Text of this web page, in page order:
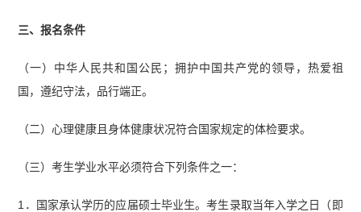
三、报名条件
（一）中华人民共和国公民；拥护中国共产党的领导，热爱祖
国，遵纪守法，品行端正。
（二）心理健康且身体健康状况符合国家规定的体检要求。
（三）考生学业水平必须符合下列条件之一：
1．国家承认学历的应届硕士毕业生。考生录取当年入学之日（即